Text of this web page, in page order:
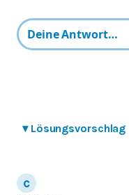
▾ Lösungsvorschlag